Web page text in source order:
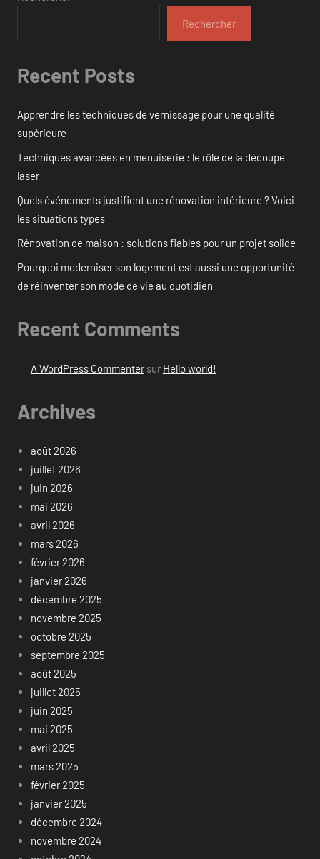
Rechercher
Recent Posts
Apprendre les techniques de vernissage pour une qualité
supérieure
Techniques avancées en menuiserie : le rôle de la découpe
laser
Quels événements justifient une rénovation intérieure ? Voici
les situations types
Rénovation de maison : solutions fiables pour un projet solide
Pourquoi moderniser son logement est aussi une opportunité
de réinventer son mode de vie au quotidien
Recent Comments
A WordPress Commentersur Hello world!
Archives
août 2026
juillet 2026
juin 2026
mai 2026
avril 2026
mars 2026
février 2026
janvier 2026
décembre 2025
novembre 2025
octobre 2025
septembre 2025
août 2025
juillet 2025
juin 2025
mai 2025
avril 2025
mars 2025
février 2025
janvier 2025
décembre 2024
novembre 2024